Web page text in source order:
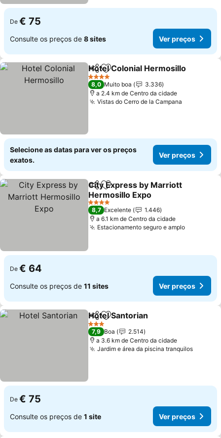
De € 75
Consulte os preços de 8 sites Ver preços
PartilharAdicionar aos favoritos
Hotel Colonial Hermosillo
4 Estrelas
8,0 Muito boa
3.336
a 2.4 km de Centro da cidade
Vistas do Cerro de la Campana
Selecione as datas para ver os preços
exatos.
Ver preços
PartilharAdicionar aos favoritos
City Express by Marriott
Hermosillo Expo
Ver preços
4 Estrelas
8,7 Excelente
1.446
a 6.1 km de Centro da cidade
Estacionamento seguro e amploVer
De € 64
Consulte os preços de 11 sites Ver preços
PartilharAdicionar aos favoritos
Hotel Santorian
3 Estrelas
7,9 Boa
2.514
a 3.6 km de Centro da cidade
Jardim e área da piscina tranquilosVer
De € 75
Consulte os preços de 1 site Ver preços